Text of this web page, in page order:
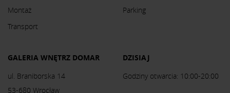
Montaż
Transport
Parking
GALERIA WNĘTRZ DOMAR
ul. Braniborska 14
53-680 Wrocław
DZISIAJ
Godziny otwarcia: 10:00-20:00